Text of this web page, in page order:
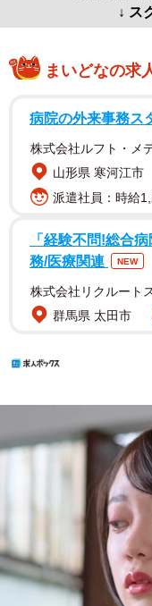
↓ ス
まいどなの求
病院の外来事務ス
株式会社ルフト・メ
山形県 寒河江市
派遣社員：時給
「経験不問!総合
務/医療関連
NEW
株式会社リクルート
群馬県 太田市